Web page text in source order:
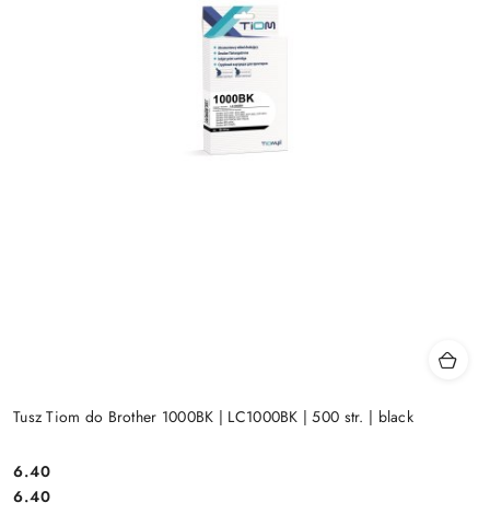
Tusz Tiom do Brother 1000BK | LC1000BK | 500 str. | black
Cena:
6.40
Cena:
6.40